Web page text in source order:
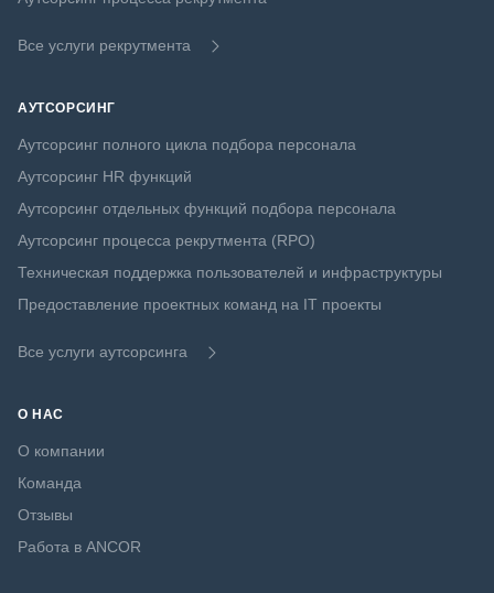
Все услуги рекрутмента
АУТСОРСИНГ
Аутсорсинг полного цикла подбора персонала
Аутсорсинг HR функций
Аутсорсинг отдельных функций подбора персонала
Аутсорсинг процесса рекрутмента (RPO)
Техническая поддержка пользователей и инфраструктуры
Предоставление проектных команд на IT проекты
Все услуги аутсорсинга
О НАС
О компании
Команда
Отзывы
Работа в ANCOR